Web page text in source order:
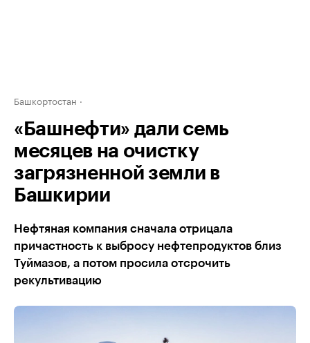
Башкортостан
«Башнефти» дали семь
месяцев на очистку
загрязненной земли в
Башкирии
Нефтяная компания сначала отрицала
причастность к выбросу нефтепродуктов близ
Туймазов, а потом просила отсрочить
рекультивацию